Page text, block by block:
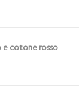
e cotone rosso